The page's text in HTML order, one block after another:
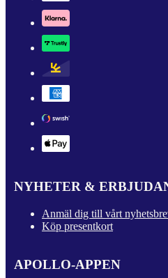
NYHETER &
Anmäl dig till vårt
Köp presentkort
APOLLO-APPEN